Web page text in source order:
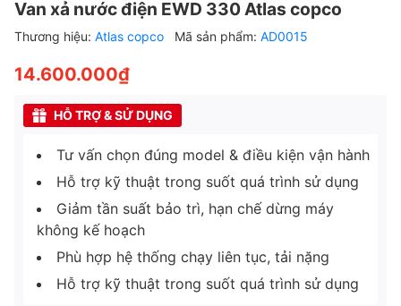
Van xả nước điện EWD 330 Atlas copco
Thương hiệu: Atlas copco Mã sản phẩm: AD0015
14.600.000₫
HỖ TRỢ & SỬ DỤNG
Tư vấn chọn đúng model & điều kiện vận hành
Hỗ trợ kỹ thuật trong suốt quá trình sử dụng
Giảm tần suất bảo trì, hạn chế dừng máy
không kế hoạch
Phù hợp hệ thống chạy liên tục, tải nặng
Hỗ trợ kỹ thuật trong suốt quá trình sử dụng